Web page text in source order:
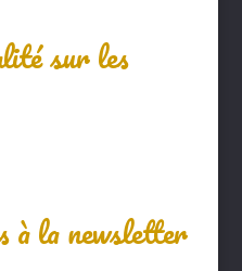
sur les
à la newsletter